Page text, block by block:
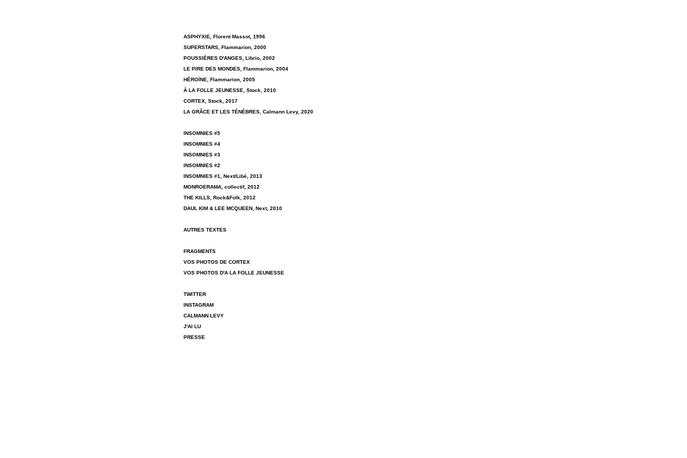
ASPHYXIE, Florent Massot, 1996
SUPERSTARS, Flammarion, 2000
POUSSIÈRES D'ANGES, Librio, 2002
LE PIRE DES MONDES, Flammarion, 2004
HÉROÏNE, Flammarion, 2005
À LA FOLLE JEUNESSE, Stock, 2010
CORTEX, Stock, 2017
LA GRÂCE ET LES TÉNÈBRES, Calmann Levy, 2020
INSOMNIES #5
INSOMNIES #4
INSOMNIES #3
INSOMNIES #2
INSOMNIES #1, Next/Libé, 2013
MONROERAMA, collectif, 2012
THE KILLS, Rock&Folk, 2012
DAUL KIM & LEE MCQUEEN, Next, 2010
AUTRES TEXTES
FRAGMENTS
VOS PHOTOS DE CORTEX
VOS PHOTOS D'A LA FOLLE JEUNESSE
TWITTER
INSTAGRAM
CALMANN LEVY
J'AI LU
PRESSE